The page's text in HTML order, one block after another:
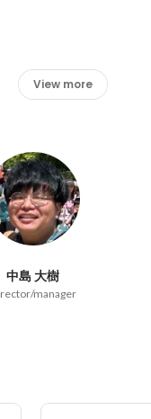
View more
中島 大樹
manager